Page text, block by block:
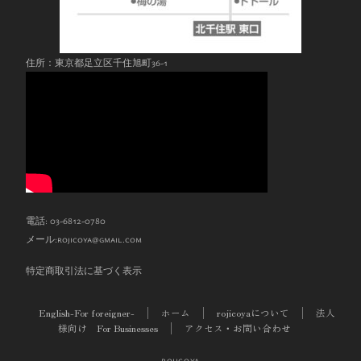
住所：東京都足立区千住旭町36-1
電話: 03-6812-0780
メール:rojicoya@gmail.com
特定商取引法に基づく表示
English-For foreigner- ホーム rojicoyaについて
法人
様向け For Businesses
アクセス・お問い合わせ